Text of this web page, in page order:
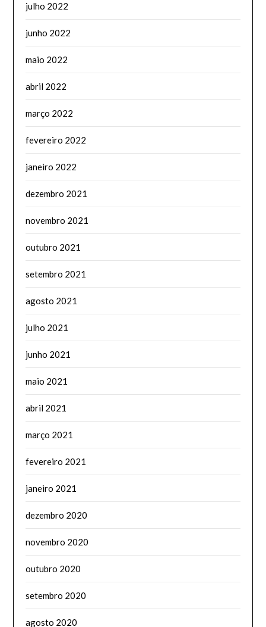
julho 2022
junho 2022
maio 2022
abril 2022
março 2022
fevereiro 2022
janeiro 2022
dezembro 2021
novembro 2021
outubro 2021
setembro 2021
agosto 2021
julho 2021
junho 2021
maio 2021
abril 2021
março 2021
fevereiro 2021
janeiro 2021
dezembro 2020
novembro 2020
outubro 2020
setembro 2020
agosto 2020